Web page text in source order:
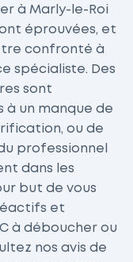
à Marly-le-Roi
éprouvées, et
confronté à
spécialiste. Des
sont
à un manque de
ou de
professionnel
dans les
but de vous
et
à déboucher ou
nos avis de